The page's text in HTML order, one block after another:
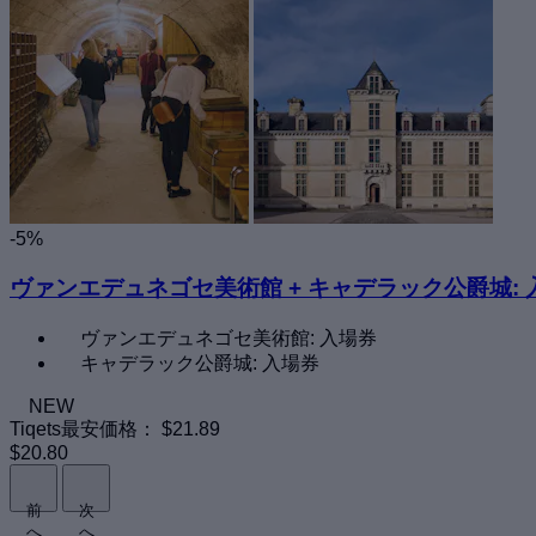
-5%
ヴァンエデュネゴセ美術館 + キャデラック公爵城:
ヴァンエデュネゴセ美術館: 入場券
キャデラック公爵城: 入場券
NEW
Tiqets最安価格：
$21.89
$20.80
前
へ
次
へ